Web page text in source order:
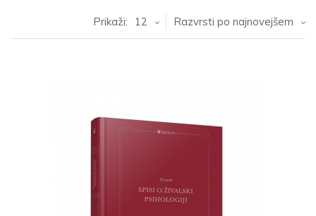
Razvrsti po najnovejšem
Prikaži: 12